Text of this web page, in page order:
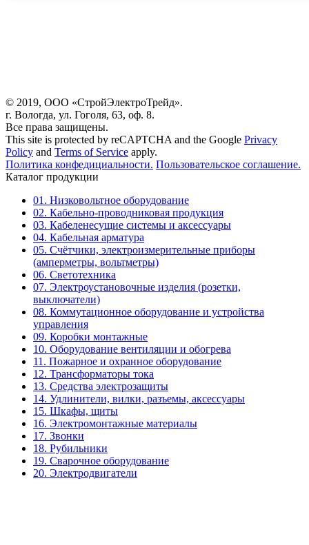
© 2019, ООО «СтройЭлектроТрейд».
г. Вологда, ул. Гоголя, 63, оф. 8.
Все права защищены.
This site is protected by reCAPTCHA and the Google Privacy
Policy and Terms of Service apply.
Политика конфедициальности. Пользовательское соглашение.
Каталог продукции
01. Низковольтное оборудование
02. Кабельно-проводниковая продукция
03. Кабеленесущие системы и аксессуары
04. Кабельная арматура
05. Счётчики, электроизмерительные приборы
(амперметры, вольтметры)
06. Светотехника
07. Электроустановочные изделия (розетки,
выключатели)
08. Коммутационное оборудование и устройства
управления
09. Коробки монтажные
10. Оборудование вентиляции и обогрева
11. Пожарное и охранное оборудование
12. Трансформаторы тока
13. Средства электрозащиты
14. Удлинители, вилки, разъемы, аксессуары
15. Шкафы, щиты
16. Электромонтажные материалы
17. Звонки
18. Рубильники
19. Сварочное оборудование
20. Электродвигатели